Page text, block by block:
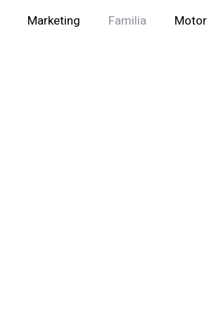
Marketing Familia Motor